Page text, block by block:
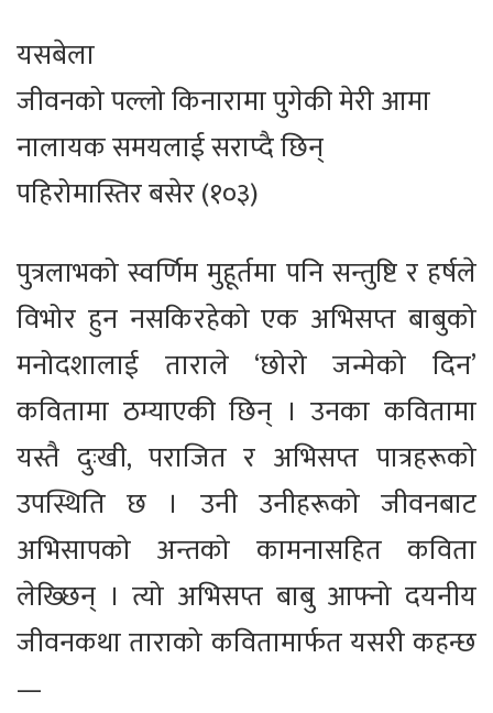
यसबेला
जीवनको पल्लो किनारामा पुगेकी मेरी आमा
नालायक समयलाई सराप्दै छिन्
पहिरोमास्तिर बसेर (१०३)
पुत्रलाभको स्वर्णिम मुहूर्तमा पनि सन्तुष्टि र हर्षले
विभोर हुन नसकिरहेको एक अभिसप्त बाबुको
मनोदशालाई ताराले ‘छोरो जन्मेको दिन’
कवितामा ठम्याएकी छिन् । उनका कवितामा
यस्तै दुःखी, पराजित र अभिसप्त पात्रहरूको
उपस्थिति छ । उनी उनीहरूको जीवनबाट
अभिसापको अन्तको कामनासहित कविता
लेख्छिन् । त्यो अभिसप्त बाबु आफ्नो दयनीय
जीवनकथा ताराको कवितामार्फत यसरी कहन्छ
—